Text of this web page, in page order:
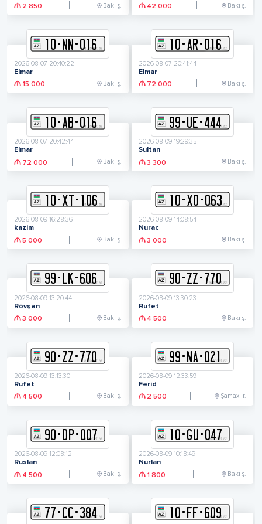
2 850
Bakı ş.
42 000
Bakı ş.
10-NN -016
2026-08-07 20:40:22
Elmar
15 000
Bakı ş.
10-AR-016
2026-08-07 20:41:44
Elmar
72 000
Bakı ş.
10-AB-016
2026-08-07 20:42:44
Elmar
72 000
Bakı ş.
99-UE-444
2026-08-09 19:29:35
Sultan
3 300
Bakı ş.
10-XT-106
2026-08-09 16:28:36
kazim
5 000
Bakı ş.
10-XO-063
2026-08-09 14:08:54
Nurac
3 000
Bakı ş.
99- LK-606
2026-08-09 13:20:44
Rövşən
3 000
Bakı ş.
90-ZZ-770
2026-08-09 13:30:23
Rufet
4 500
Bakı ş.
90-ZZ-770
2026-08-09 13:13:30
Rufet
4 500
Bakı ş.
99-NA-021
2026-08-09 12:33:59
Fərid
2 500
Şamaxı r.
90-DP-007
2026-08-09 12:08:12
Ruslan
4 500
Bakı ş.
10-GU-047
2026-08-09 10:18:49
Nurlan
1 800
Bakı ş.
77-CC-384 10- FF-609